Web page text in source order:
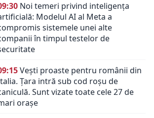
Noi temeri privind inteligența
Modelul AI al Meta a
sistemele unei alte
în timpul testelor de
Vești proaste pentru românii din
Țara intră sub cod roșu de
Sunt vizate toate cele 27 de
orașe